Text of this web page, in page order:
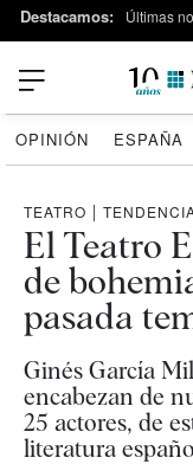
Destacamos: Últimas
OPINIÓN ESPAÑA
TEATRO |
El Teatro
de
pasada
Ginés García
encabezan de
25 actores, de
literatura